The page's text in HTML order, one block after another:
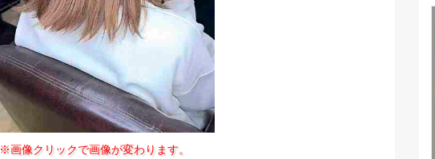
※画像クリックで画像が変わります。